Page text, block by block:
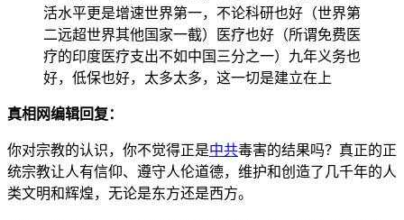
活水平更是增速世界第一，不论科研也好（世界第
二远超世界其他国家一截）医疗也好（所谓免费医
疗的印度医疗支出不如中国三分之一）九年义务也
好，低保也好，太多太多，这一切是建立在上
真相网编辑回复：
你对宗教的认识，你不觉得正是中共毒害的结果吗？真正的正
统宗教让人有信仰、遵守人伦道德，维护和创造了几千年的人
类文明和辉煌，无论是东方还是西方。